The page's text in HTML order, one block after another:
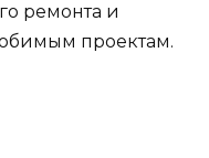
ремонта и
проектам.